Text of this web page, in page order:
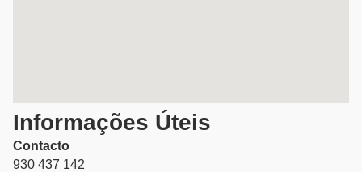
Informações Úteis
Contacto
930 437 142